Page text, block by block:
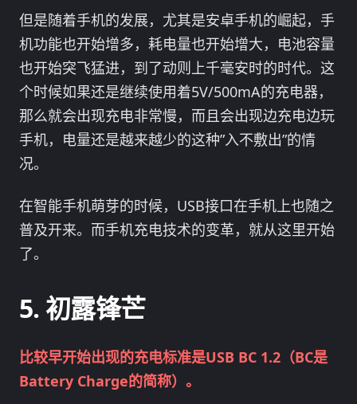
但是随着手机的发展，尤其是安卓手机的崛起，手
机功能也开始增多，耗电量也开始增大，电池容量
也开始突飞猛进，到了动则上千毫安时的时代。这
个时候如果还是继续使用着5V/500mA的充电器，
那么就会出现充电非常慢，而且会出现边充电边玩
手机，电量还是越来越少的这种”入不敷出”的情
况。
在智能手机萌芽的时候，USB接口在手机上也随之
普及开来。而手机充电技术的变革，就从这里开始
了。
初露锋芒
比较早开始出现的充电标准是USB BC 1.2（BC是
Battery Charge的简称）。